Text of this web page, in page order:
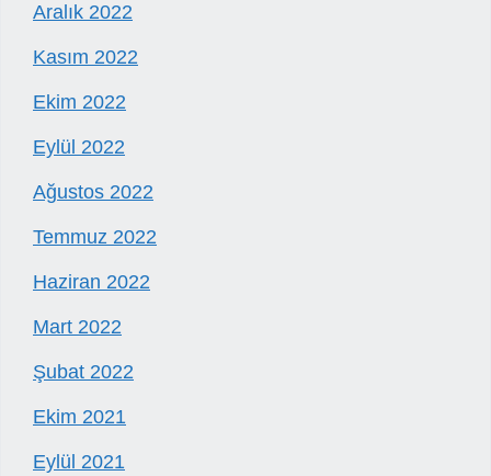
Aralık 2022
Kasım 2022
Ekim 2022
Eylül 2022
Ağustos 2022
Temmuz 2022
Haziran 2022
Mart 2022
Şubat 2022
Ekim 2021
Eylül 2021